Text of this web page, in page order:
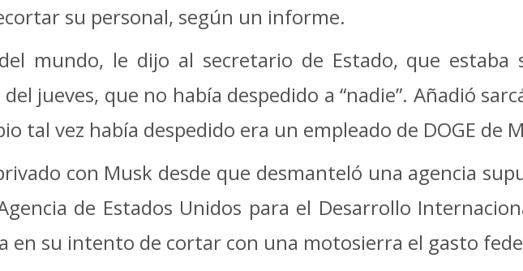
su personal, según un informe.
mundo, le dijo al secretario de Estado, que estaba
jueves, que no había despedido a “nadie”. Añadió
tal vez había despedido era un empleado de DOGE de
con Musk desde que desmanteló una agencia
de Estados Unidos para el Desarrollo
en su intento de cortar con una motosierra el gasto